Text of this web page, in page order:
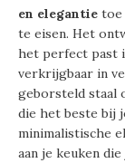
en elegantie toe
te eisen. Het
het perfect past
verkrijgbaar in
geborsteld staal
die het beste bij
minimalistische
aan je keuken